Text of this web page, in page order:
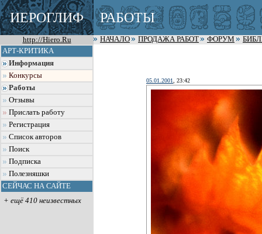
ИЕРОГЛИФ РАБОТЫ
http://Hiero.Ru НАЧАЛО ПРОДАЖА РАБОТ ФОРУМ
АРТ-КРИТИКА
Информация
Конкурсы
Работы
Отзывы
Прислать работу
Регистрация
Список авторов
Поиск
Подписка
Полезняшки
СЕЙЧАС НА САЙТЕ
+ ещё 410 неизвестных
05.01.2001 , 23:42